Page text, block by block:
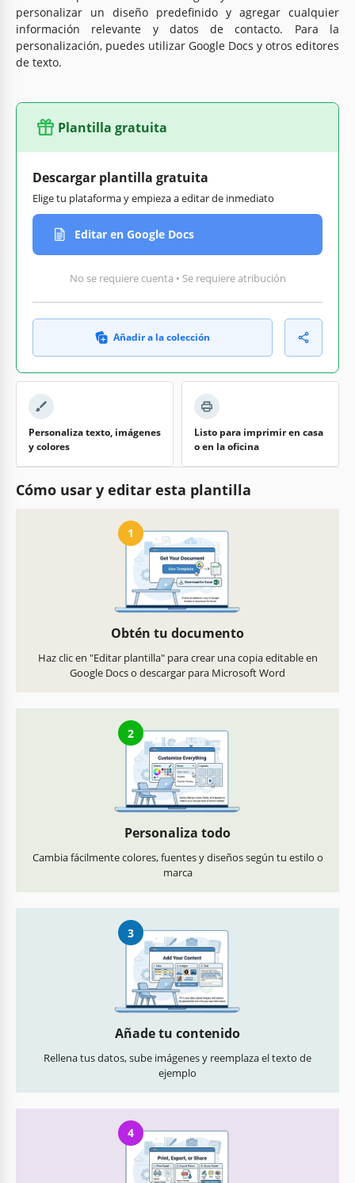
personalizar un diseño predefinido y agregar cualquier
información relevante y datos de contacto. Para la
personalización, puedes utilizar Google Docs y otros editores
de texto.
Plantilla gratuita
Descargar plantilla gratuita
Elige tu plataforma y empieza a editar de inmediato
Editar en Google Docs
No se requiere cuenta • Se requiere atribución
Añadir a la colección
Personaliza texto, imágenes
y colores
Listo para imprimir en casa
o en la oficina
Cómo usar y editar esta plantilla
1
Obtén tu documento
Haz clic en "Editar plantilla" para crear una copia editable en
Google Docs o descargar para Microsoft Word
2
Personaliza todo
Cambia fácilmente colores, fuentes y diseños según tu estilo o
marca
3
Añade tu contenido
Rellena tus datos, sube imágenes y reemplaza el texto de
ejemplo
4